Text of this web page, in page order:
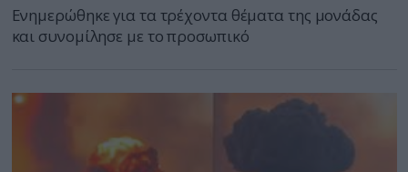
Ενημερώθηκε για τα τρέχοντα θέματα της μονάδας
και συνομίλησε με το προσωπικό